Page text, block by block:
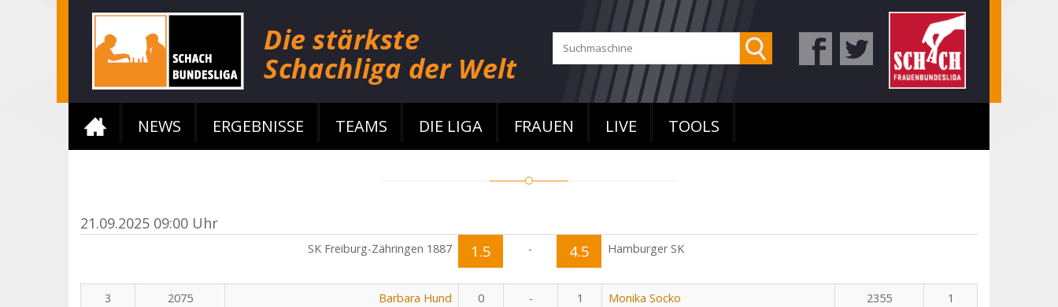
NEWS ERGEBNISSE TEAMS DIE LIGA FRAUEN LIVE TOOLS
21.09.2025 09:00 Uhr
SK Freiburg-Zähringen 1887 1.5 - 4.5 Hamburger SK
3 2075 Barbara Hund 0 - 1 Monika Socko 2355
1